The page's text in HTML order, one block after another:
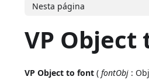
Nesta página
VP
VP Object to font (fontObj :